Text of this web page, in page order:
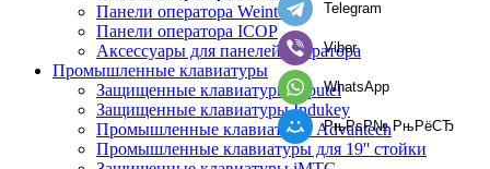
Панели оператора Weintek
Панели оператора ICOP
Аксессуары для панелей оператора
Промышленные клавиатуры
Защищенные клавиатуры Inputel
Защищенные клавиатуры Indukey
Промышленные клавиатуры Advantech
Промышленные клавиатуры для 19'' стойки
Telegram
Viber
WhatsApp
РњРѕР№ РњРёСЂ